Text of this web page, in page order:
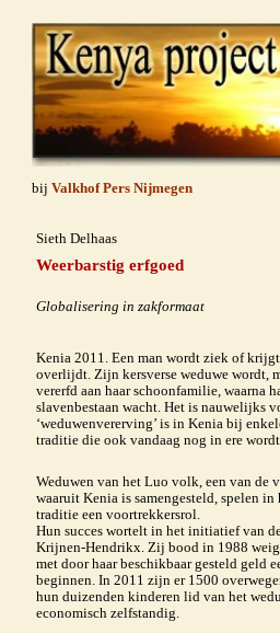
bij Valkhof Pers Nijmegen
Sieth Delhaas
Weerbarstig erfgoed
Globalisering in zakformaat
Kenia 2011. Een man wordt ziek of
overlijdt. Zijn kersverse weduwe wordt,
vererfd aan haar schoonfamilie, waarna
slavenbestaan wacht. Het is nauwelijks
‘weduwenvererving’ is in Kenia bij
traditie die ook vandaag nog in ere
Weduwen van het Luo volk, een van de
waaruit Kenia is samengesteld, spelen in
traditie een voortrekkersrol.
Hun succes wortelt in het initiatief van
Krijnen-Hendrikx. Zij bood in 1988
met door haar beschikbaar gesteld geld
beginnen. In 2011 zijn er 1500
hun duizenden kinderen lid van het
economisch zelfstandig.